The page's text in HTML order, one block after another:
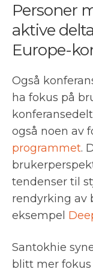
Personer
aktive
Europe-
Også
ha fokus på
også noen av
programmet.
tendenser til
rendyrking av
eksempel
Santokhie
blitt mer